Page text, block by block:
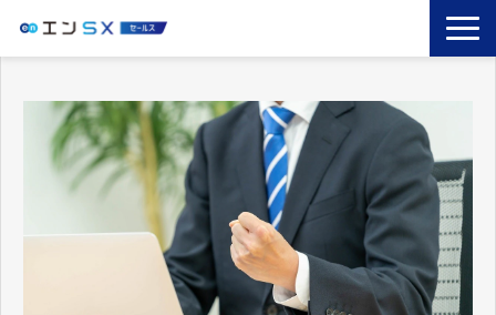
エンSXとは
サービス一覧
導入事例
お役立ちブログ
セミナー